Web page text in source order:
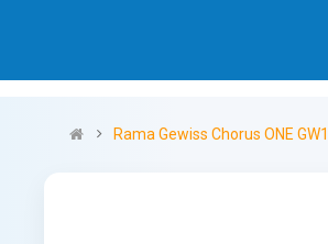
Rama Gewiss Chorus ONE